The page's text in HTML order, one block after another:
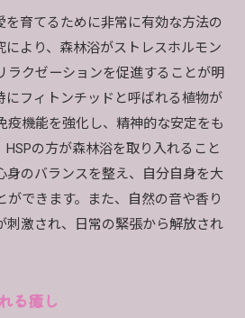
を育てるために非常に有効な方法の
により、森林浴がストレスホルモン
ラクゼーションを促進することが明
にフィトンチッドと呼ばれる植物が
疫機能を強化し、精神的な安定をも
HSPの方が森林浴を取り入れること
身のバランスを整え、自分自身を大
ができます。また、自然の音や香り
刺激され、日常の緊張から解放され
る癒し